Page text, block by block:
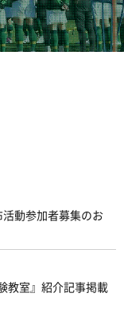
動参加者募集のお
教室』紹介記事掲載